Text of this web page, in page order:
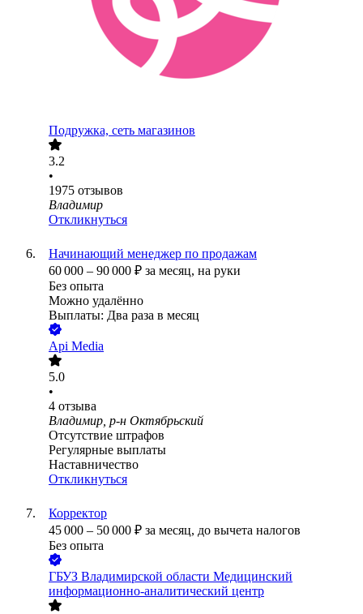
Подружка, сеть магазинов
3.2
•
1975 отзывов
Владимир
Откликнуться
Начинающий менеджер по продажам
60 000 – 90 000 ₽ за месяц, на руки
Без опыта
Можно удалённо
Выплаты: Два раза в месяц
Api Media
5.0
•
4 отзыва
Владимир, р-н Октябрьский
Отсутствие штрафов
Регулярные выплаты
Наставничество
Откликнуться
Корректор
45 000 – 50 000 ₽ за месяц, до вычета налогов
Без опыта
ГБУЗ Владимирской области Медицинский
информационно-аналитический центр